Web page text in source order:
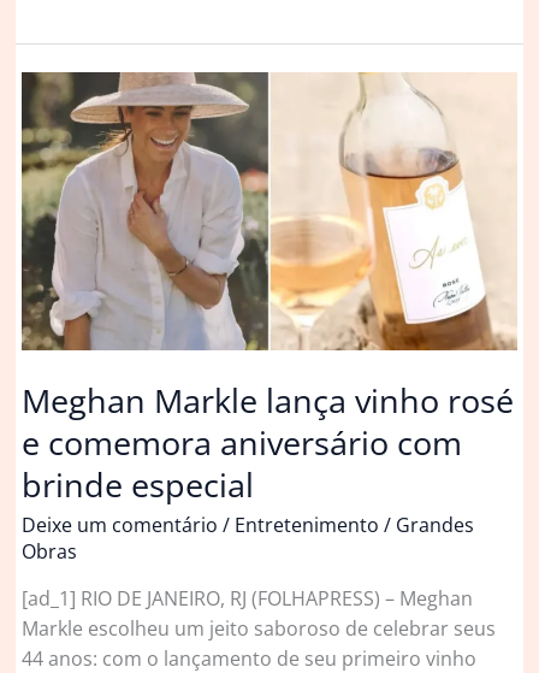
apresentação
especial
de
Kirby
Air
Riders
Meghan Markle lança vinho rosé
e comemora aniversário com
brinde especial
Deixe um comentário / Entretenimento / Grandes
Obras
[ad_1] RIO DE JANEIRO, RJ (FOLHAPRESS) – Meghan
Markle escolheu um jeito saboroso de celebrar seus
44 anos: com o lançamento de seu primeiro vinho